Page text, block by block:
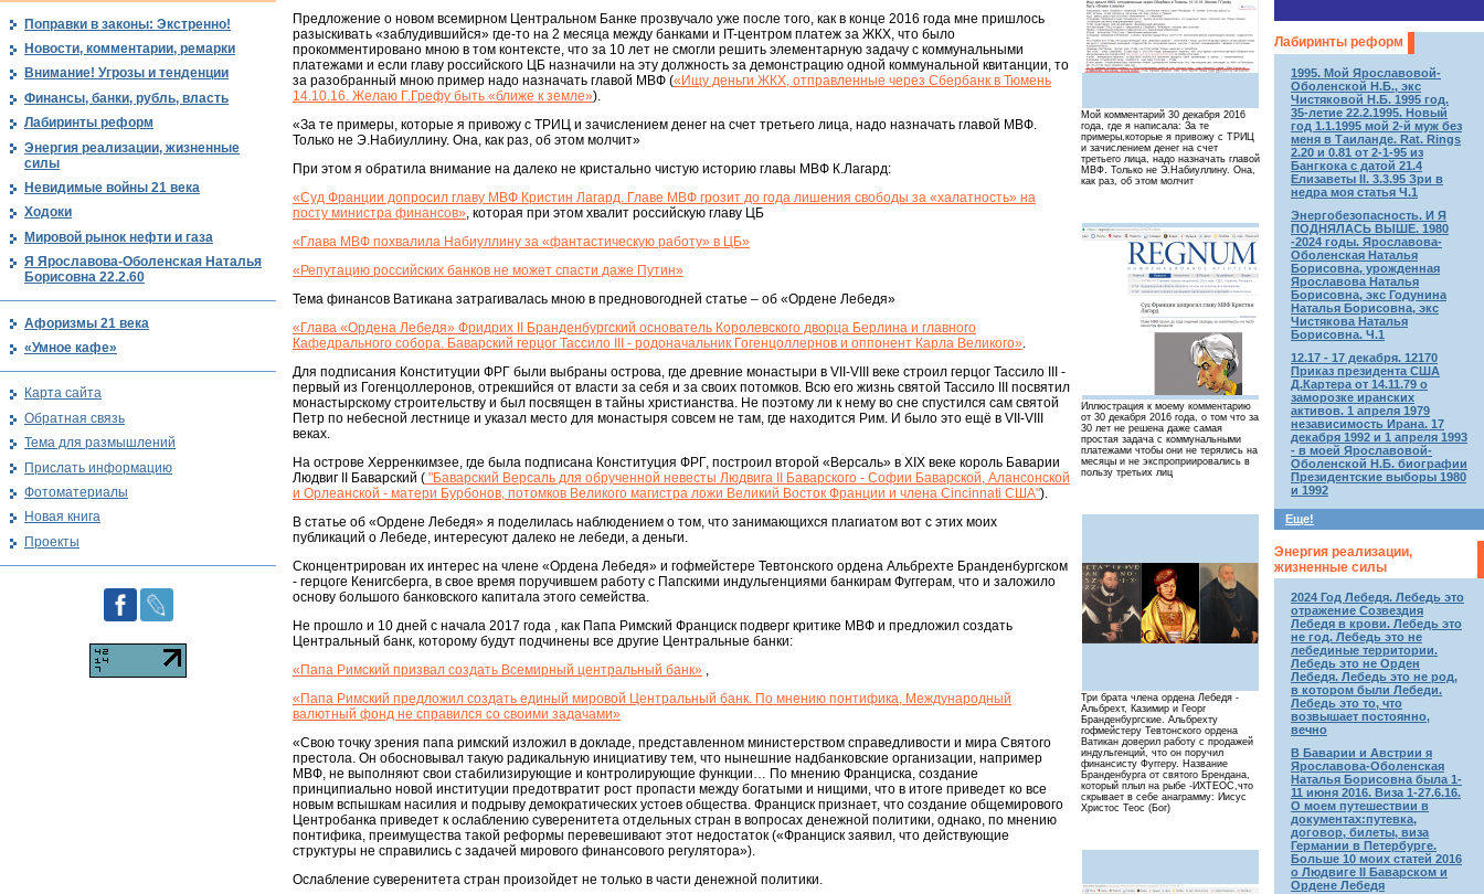
Мой комментарий 30 декабря 2016
года, где я написала: За те
примеры,которые я привожу с ТРИЦ
и зачислением денег на счет
третьего лица, надо назначать главой
МВФ. Только не Э.Набиуллину. Она,
как раз, об этом молчит
Иллюстрация к моему комментарию
от 30 декабря 2016 года, о том что за
30 лет не решена даже самая
простая задача с коммунальными
платежами чтобы они не терялись на
месяцы и не экспроприировались в
пользу третьих лиц
Три брата члена ордена Лебедя -
Альбрехт, Казимир и Георг
Бранденбургские. Альбрехту
гофмейстеру Тевтонского ордена
Ватикан доверил работу с продажей
индульгенций, что он поручил
финансисту Фуггеру. Название
Бранденбурга от святого Брендана,
который плыл на рыбе -ИХТЕОС,что
скрывает в себе анаграмму: Иисус
Христос Теос (Бог)
Предложение о новом всемирном Центральном Банке прозвучало уже после того, как в конце 2016 года мне пришлось
разыскивать «заблудившийся» где-то на 2 месяца между банками и IT-центром платеж за ЖКХ, что было
прокомментировано мною в том контексте, что за 10 лет не смогли решить элементарную задачу с коммунальными
платежами и если главу российского ЦБ назначили на эту должность за демонстрацию одной коммунальной квитанции, то
за разобранный мною пример надо назначать главой МВФ («Ищу деньги ЖКХ, отправленные через Сбербанк в Тюмень
14.10.16. Желаю Г.Грефу быть «ближе к земле»).
«За те примеры, которые я привожу с ТРИЦ и зачислением денег на счет третьего лица, надо назначать главой МВФ.
Только не Э.Набиуллину. Она, как раз, об этом молчит»
При этом я обратила внимание на далеко не кристально чистую историю главы МВФ К.Лагард:
«Суд Франции допросил главу МВФ Кристин Лагард. Главе МВФ грозит до года лишения свободы за «халатность» на
посту министра финансов», которая при этом хвалит российскую главу ЦБ
«Глава МВФ похвалила Набиуллину за «фантастическую работу» в ЦБ»
«Репутацию российских банков не может спасти даже Путин»
Тема финансов Ватикана затрагивалась мною в предновогодней статье – об «Ордене Лебедя»
«Глава «Ордена Лебедя» Фридрих II Бранденбургский основатель Королевского дворца Берлина и главного
Кафедрального собора. Баварский герцог Тассило III - родоначальник Гогенцоллернов и оппонент Карла Великого».
Для подписания Конституции ФРГ были выбраны острова, где древние монастыри в VII-VIII веке строил герцог Тассило III -
первый из Гогенцоллеронов, отрекшийся от власти за себя и за своих потомков. Всю его жизнь святой Тассило III посвятил
монастырскому строительству и был посвящен в тайны христианства. Не поэтому ли к нему во сне спустился сам святой
Петр по небесной лестнице и указал место для монастыря совсем не там, где находится Рим. И было это ещё в VII-VIII
веках.
На острове Херренкимзее, где была подписана Конституция ФРГ, построил второй «Версаль» в XIX веке король Баварии
Людвиг II Баварский ( "Баварский Версаль для обрученной невесты Людвига II Баварского - Софии Баварской, Алансонской
и Орлеанской - матери Бурбонов, потомков Великого магистра ложи Великий Восток Франции и члена Cincinnati США").
В статье об «Ордене Лебедя» я поделилась наблюдением о том, что занимающихся плагиатом вот с этих моих
публикаций о Лебеде, интересуют далеко не лебеди, а деньги.
Сконцентрирован их интерес на члене «Ордена Лебедя» и гофмейстере Тевтонского ордена Альбрехте Бранденбургском
- герцоге Кенигсберга, в свое время поручившем работу с Папскими индульгенциями банкирам Фуггерам, что и заложило
основу большого банковского капитала этого семейства.
Не прошло и 10 дней с начала 2017 года , как Папа Римский Франциск подверг критике МВФ и предложил создать
Центральный банк, которому будут подчинены все другие Центральные банки:
«Папа Римский призвал создать Всемирный центральный банк» ,
«Папа Римский предложил создать единый мировой Центральный банк. По мнению понтифика, Международный
валютный фонд не справился со своими задачами»
«Свою точку зрения папа римский изложил в докладе, представленном министерством справедливости и мира Святого
престола. Он обосновывал такую радикальную инициативу тем, что нынешние надбанковские организации, например
МВФ, не выполняют свои стабилизирующие и контролирующие функции… По мнению Франциска, создание
принципиально новой институции предотвратит рост пропасти между богатыми и нищими, что в итоге приведет ко все
новым вспышкам насилия и подрыву демократических устоев общества. Франциск признает, что создание общемирового
Центробанка приведет к ослаблению суверенитета отдельных стран в вопросах денежной политики, однако, по мнению
понтифика, преимущества такой реформы перевешивают этот недостаток («Франциск заявил, что действующие
структуры не справились с задачей мирового финансового регулятора»).
Ослабление суверенитета стран произойдет не только в части денежной политики.
Лабиринты реформ
1995. Мой Ярославовой-
Оболенской Н.Б., экс
Чистяковой Н.Б. 1995 год.
35-летие 22.2.1995. Новый
год 1.1.1995 мой 2-й муж без
меня в Таиланде. Rat. Rings
2.20 и 0.81 от 2-1-95 из
Бангкока с датой 21.4
Елизаветы II. 3.3.95 Зри в
недра моя статья Ч.1
Энергобезопасность. И Я
ПОДНЯЛАСЬ ВЫШЕ. 1980
-2024 годы. Ярославова-
Оболенская Наталья
Борисовна, урожденная
Ярославова Наталья
Борисовна, экс Годунина
Наталья Борисовна, экс
Чистякова Наталья
Борисовна. Ч.1
12.17 - 17 декабря. 12170
Приказ президента США
Д.Картера от 14.11.79 о
заморозке иранских
активов. 1 апреля 1979
независимость Ирана. 17
декабря 1992 и 1 апреля 1993
- в моей Ярославовой-
Оболенской Н.Б. биографии
Президентские выборы 1980
и 1992
Еще!
Энергия реализации,
жизненные силы
2024 Год Лебедя. Лебедь это
отражение Созвездия
Лебедя в крови. Лебедь это
не год. Лебедь это не
лебединые территории.
Лебедь это не Орден
Лебедя. Лебедь это не род,
в котором были Лебеди.
Лебедь это то, что
возвышает постоянно,
вечно
В Баварии и Австрии я
Ярославова-Оболенская
Наталья Борисовна была 1-
11 июня 2016. Виза 1-27.6.16.
О моем путешествии в
документах:путевка,
договор, билеты, виза
Германии в Петербурге.
Больше 10 моих статей 2016
о Людвиге II Баварском и
Ордене Лебедя
Поправки в законы: Экстренно!
Новости, комментарии, ремарки
Внимание! Угрозы и тенденции
Финансы, банки, рубль, власть
Лабиринты реформ
Энергия реализации, жизненные
силы
Невидимые войны 21 века
Ходоки
Мировой рынок нефти и газа
Я Ярославова-Оболенская Наталья
Борисовна 22.2.60
Афоризмы 21 века
«Умное кафе»
Карта сайта
Обратная связь
Тема для размышлений
Прислать информацию
Фотоматериалы
Новая книга
Проекты